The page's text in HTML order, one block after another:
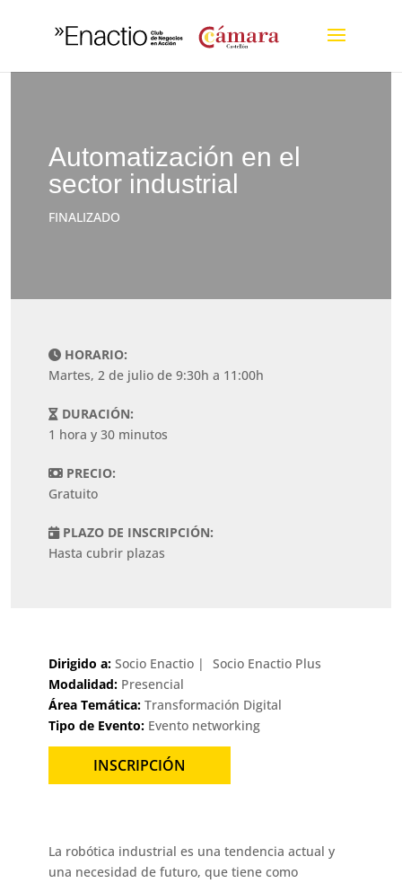
Automatización en el
sector industrial
FINALIZADO
HORARIO:
Martes, 2 de julio de 9:30h a 11:00h
DURACIÓN:
1 hora y 30 minutos
PRECIO:
Gratuito
PLAZO DE INSCRIPCIÓN:
Hasta cubrir plazas
Dirigido a: Socio Enactio
Socio Enactio Plus
Modalidad: Presencial
Área Temática: Transformación Digital
Tipo de Evento: Evento networking
INSCRIPCIÓN
La robótica industrial es una tendencia actual y
una necesidad de futuro, que tiene como